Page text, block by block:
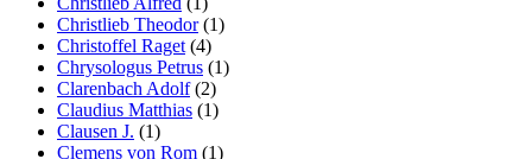
Christlieb Theodor(1)
Christoffel Raget (4)
Chrysologus Petrus (1)
Clarenbach Adolf(2)
Claudius Matthias (1)
Clausen J. (1)
Clemens von Rom (1)